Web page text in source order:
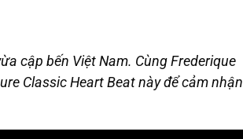
cập bến Việt Nam. Cùng Frederique
Classic Heart Beat này để cảm nhận